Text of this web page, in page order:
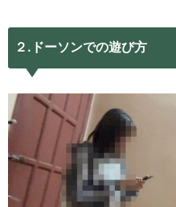
２.ドーソンでの遊び方